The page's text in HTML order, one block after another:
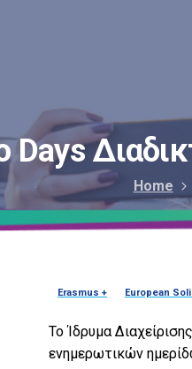
Days
Home
Erasmus + European
Το Ίδρυμα
ενημερωτικών